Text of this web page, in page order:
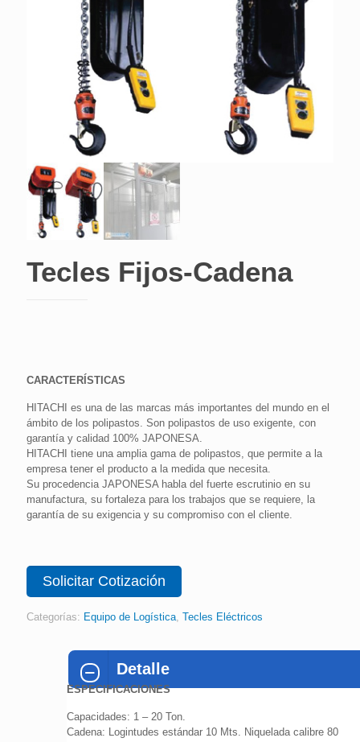
Tecles Fijos-Cadena
CARACTERÍSTICAS
HITACHI es una de las marcas más importantes del mundo en el
ámbito de los polipastos. Son polipastos de uso exigente, con
garantía y calidad 100% JAPONESA.
HITACHI tiene una amplia gama de polipastos, que permite a la
empresa tener el producto a la medida que necesita.
Su procedencia JAPONESA habla del fuerte escrutinio en su
manufactura, su fortaleza para los trabajos que se requiere, la
garantía de su exigencia y su compromiso con el cliente.
Solicitar Cotización
Categorías: Equipo de Logística, Tecles Eléctricos
Detalle
ESPECIFICACIONES
Capacidades: 1 – 20 Ton.
Cadena: Logintudes estándar 10 Mts. Niquelada calibre 80